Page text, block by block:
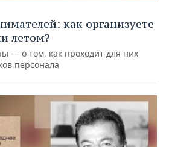
как организуете
летом?
— о том, как проходит для них
персонала